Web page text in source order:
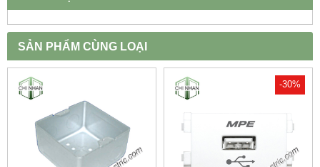
SẢN PHẨM CÙNG LOẠI
-30%